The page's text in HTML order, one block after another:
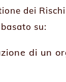
dei Rischi
su:
di un